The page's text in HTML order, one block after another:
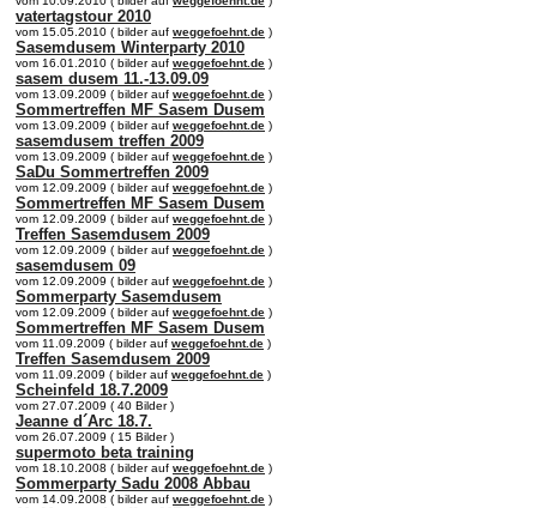
vatertagstour 2010
vom 15.05.2010 ( bilder auf weggefoehnt.de )
Sasemdusem Winterparty 2010
vom 16.01.2010 ( bilder auf weggefoehnt.de )
sasem dusem 11.-13.09.09
vom 13.09.2009 ( bilder auf weggefoehnt.de )
Sommertreffen MF Sasem Dusem
vom 13.09.2009 ( bilder auf weggefoehnt.de )
sasemdusem treffen 2009
vom 13.09.2009 ( bilder auf weggefoehnt.de )
SaDu Sommertreffen 2009
vom 12.09.2009 ( bilder auf weggefoehnt.de )
Sommertreffen MF Sasem Dusem
vom 12.09.2009 ( bilder auf weggefoehnt.de )
Treffen Sasemdusem 2009
vom 12.09.2009 ( bilder auf weggefoehnt.de )
sasemdusem 09
vom 12.09.2009 ( bilder auf weggefoehnt.de )
Sommerparty Sasemdusem
vom 12.09.2009 ( bilder auf weggefoehnt.de )
Sommertreffen MF Sasem Dusem
vom 11.09.2009 ( bilder auf weggefoehnt.de )
Treffen Sasemdusem 2009
vom 11.09.2009 ( bilder auf weggefoehnt.de )
Scheinfeld 18.7.2009
vom 27.07.2009 ( 40 Bilder )
Jeanne d´Arc 18.7.
vom 26.07.2009 ( 15 Bilder )
supermoto beta training
vom 18.10.2008 ( bilder auf weggefoehnt.de )
Sommerparty Sadu 2008 Abbau
vom 14.09.2008 ( bilder auf weggefoehnt.de )